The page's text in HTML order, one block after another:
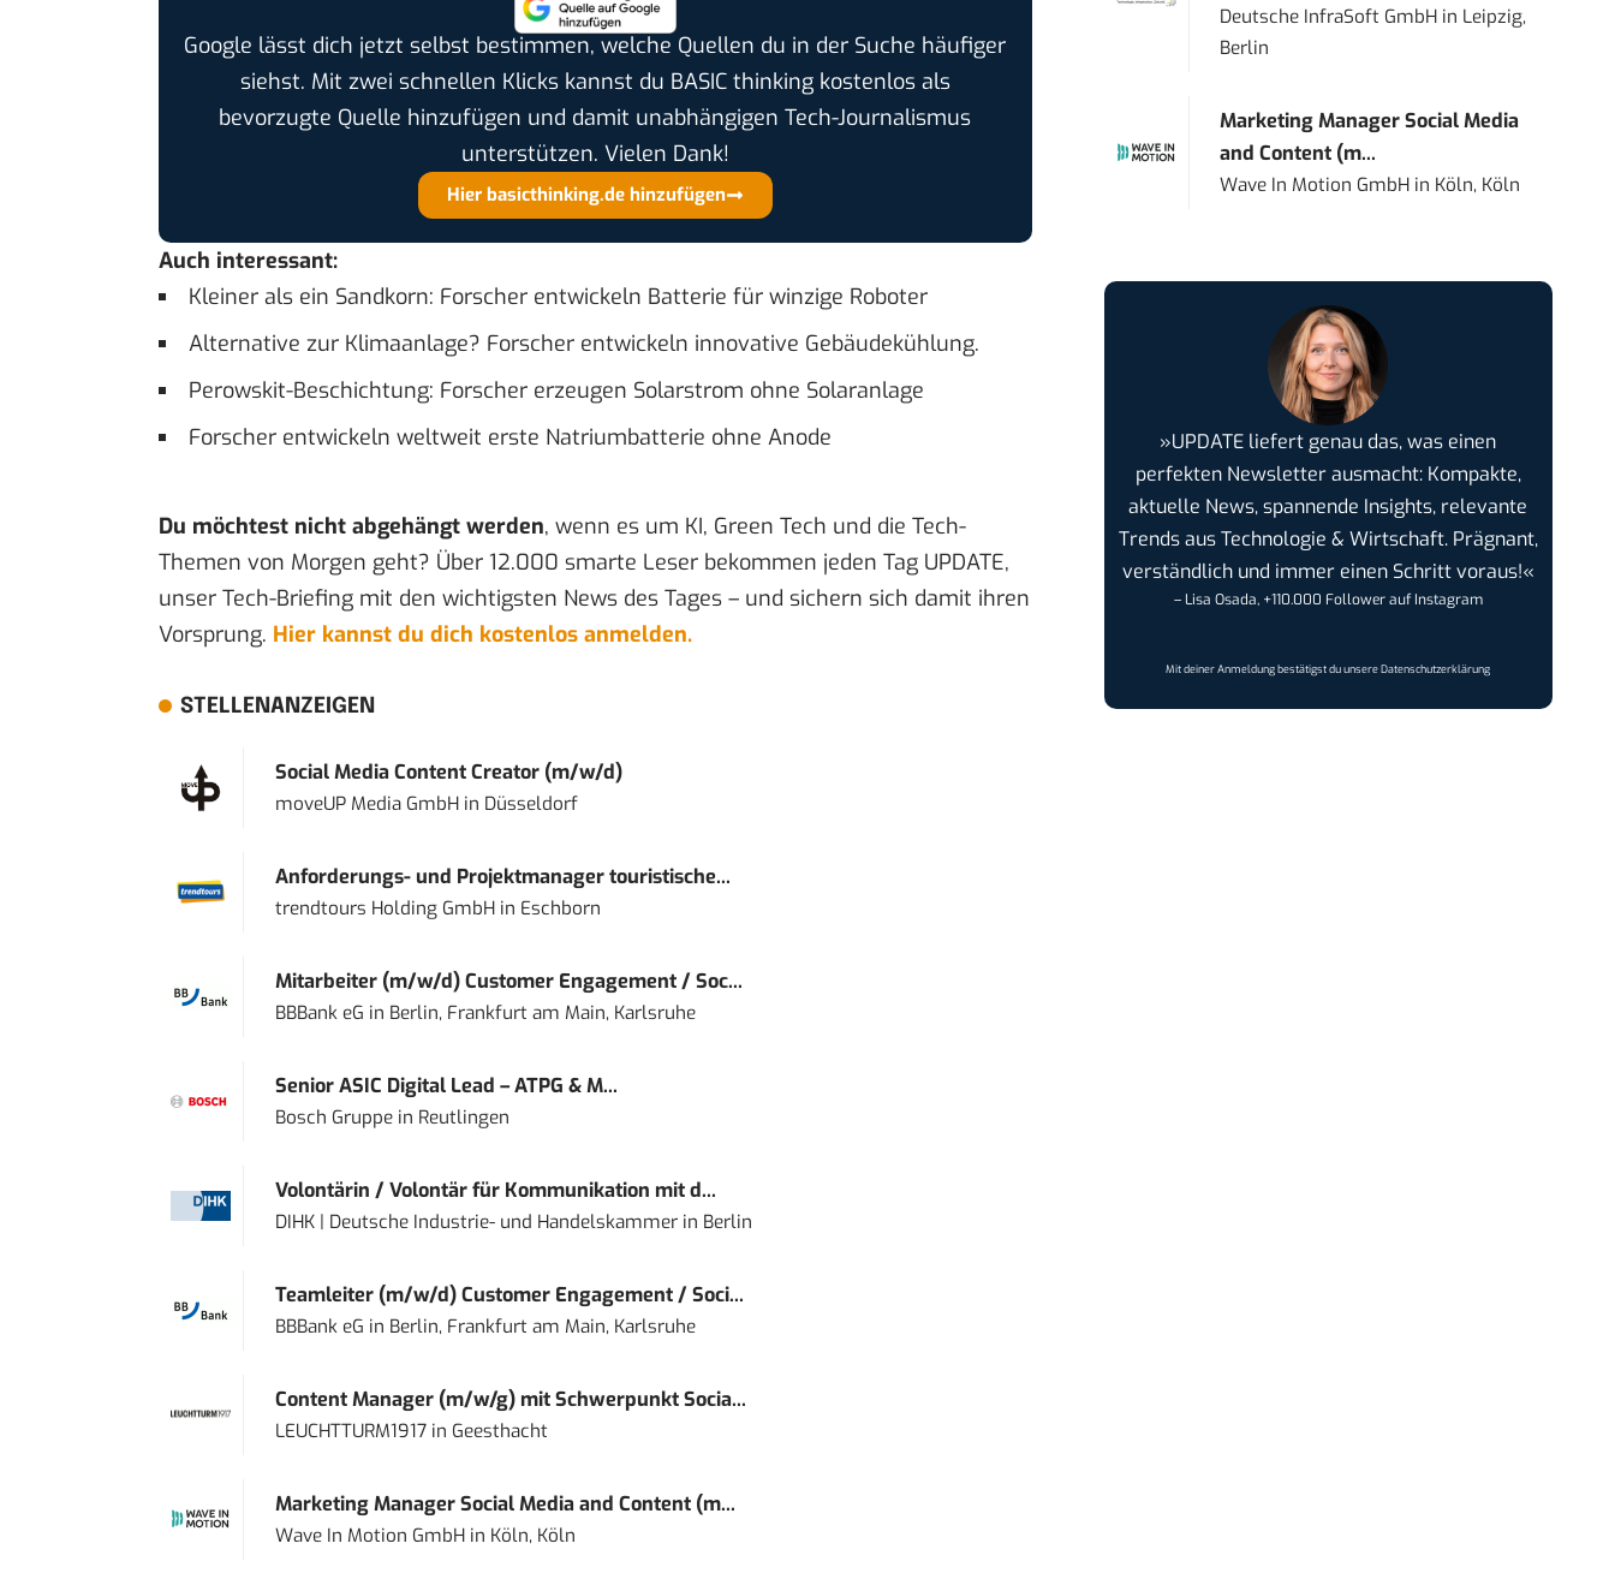
Google lässt dich jetzt selbst bestimmen, welche Quellen du in der Suche häufiger
siehst. Mit zwei schnellen Klicks kannst du BASIC thinking kostenlos als
bevorzugte Quelle hinzufügen und damit unabhängigen Tech-Journalismus
unterstützen. Vielen Dank!
Hier basicthinking.de hinzufügen
Auch interessant:
Kleiner als ein Sandkorn: Forscher entwickeln Batterie für winzige Roboter
Alternative zur Klimaanlage? Forscher entwickeln innovative Gebäudekühlung.
Perowskit-Beschichtung: Forscher erzeugen Solarstrom ohne Solaranlage
Forscher entwickeln weltweit erste Natriumbatterie ohne Anode
Du möchtest nicht abgehängt werden, wenn es um KI, Green Tech und die Tech-
Themen von Morgen geht? Über 12.000 smarte Leser bekommen jeden Tag UPDATE,
unser Tech-Briefing mit den wichtigsten News des Tages – und sichern sich damit ihren
Vorsprung. Hier kannst du dich kostenlos anmelden.
STELLENANZEIGEN
Social Media Content Creator (m/w/d)
moveUP Media GmbHin Düsseldorf
Anforderungs- und Projektmanager touristische...
trendtours Holding GmbHin Eschborn
Mitarbeiter (m/w/d) Customer Engagement / Soc...
BBBank eG in Berlin, Frankfurt am Main, Karlsruhe
Senior ASIC Digital Lead – ATPG & M...
Bosch Gruppein Reutlingen
Volontärin / Volontär für Kommunikation mit d...
DIHK | Deutsche Industrie- und Handelskammerin Berlin
Teamleiter (m/w/d) Customer Engagement / Soci...
BBBank eG in Berlin, Frankfurt am Main, Karlsruhe
Content Manager (m/w/g) mit Schwerpunkt Socia...
LEUCHTTURM1917in Geesthacht
Marketing Manager Social Media and Content (m...
Wave In Motion GmbHin Köln, Köln
Deutsche InfraSoft GmbH in Leipzig,
Berlin
Marketing Manager Social Media
and Content (m...
Wave In Motion GmbH in Köln, Köln
»UPDATE liefert genau das, was einen
perfekten Newsletter ausmacht: Kompakte,
aktuelle News, spannende Insights, relevante
Trends aus Technologie & Wirtschaft. Prägnant,
verständlich und immer einen Schritt voraus!«
– Lisa Osada, +110.000 Follower auf Instagram
Mit deiner Anmeldung bestätigst du unsereDatenschutzerklärung